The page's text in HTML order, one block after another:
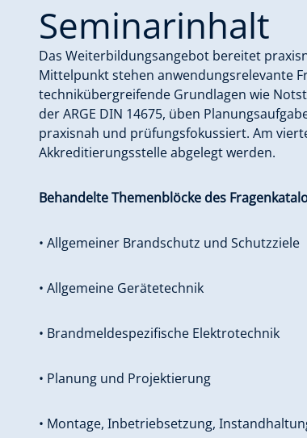
Seminarinhalt
Das Weiterbildungsangebot bereitet
Mittelpunkt stehen anwendungsrelevante
technikübergreifende Grundlagen wie
der ARGE DIN 14675, üben
praxisnah und prüfungsfokussiert. Am
Akkreditierungsstelle abgelegt werden.
Behandelte Themenblöcke des
• Allgemeiner Brandschutz und Schutzziele
• Allgemeine Gerätetechnik
• Brandmeldespezifische Elektrotechnik
• Planung und Projektierung
• Montage, Inbetriebsetzung,